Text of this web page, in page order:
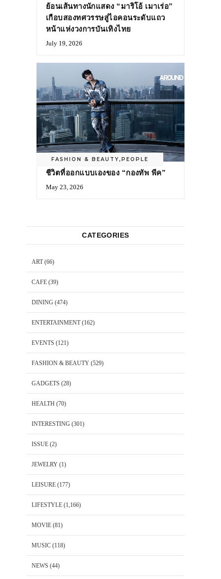
ย้อนเส้นทางนักแสดง “มาริโอ้ เมาเร่อ”
เกือบสองทศวรรษสู่ไอคอนระดับแถว
หน้าแห่งวงการบันเทิงไทย
July 19, 2026
FASHION & BEAUTY,PEOPLE
ชีวิตที่ออกแบบเองของ “กองทัพ พีค”
May 23, 2026
CATEGORIES
ART(66)
CAFE (39)
DINING (474)
ENTERTAINMENT(162)
EVENTS (121)
FASHION & BEAUTY (529)
GADGETS (28)
HEALTH (70)
INTERESTING (301)
ISSUE (2)
JEWELRY (1)
LEISURE (177)
LIFESTYLE (1,166)
MOVIE (81)
MUSIC (118)
NEWS (44)